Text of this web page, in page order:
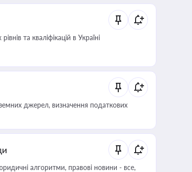
та кваліфікацій в Україні
джерел, визначення податкових
алгоритми, правові новини - все,